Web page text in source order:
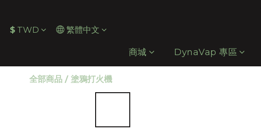
$ TWD 繁體中文
商城 DynaVap 專區
全部商品 / 塗鴉打火機